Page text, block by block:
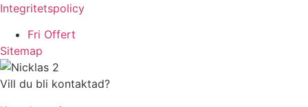
Integritetspolicy
Fri Offert
Sitemap
Vill du bli kontaktad?